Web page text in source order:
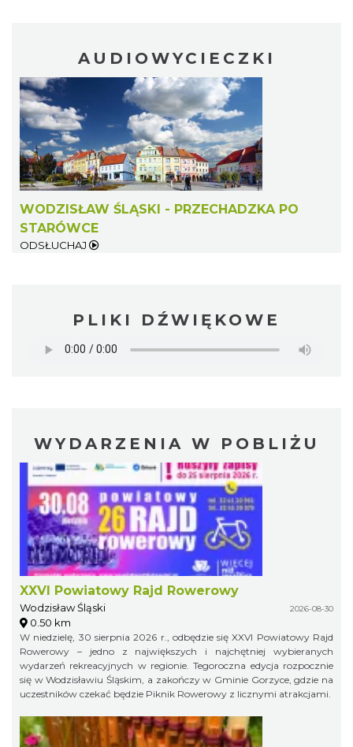
AUDIOWYCIECZKI
WODZISŁAW ŚLĄSKI - PRZECHADZKA PO
STARÓWCE
ODSŁUCHAJ
PLIKI DŹWIĘKOWE
WYDARZENIA W POBLIŻU
XXVI Powiatowy Rajd Rowerowy
Wodzisław Śląski 2026-08-30
0.50 km
W niedzielę, 30 sierpnia 2026 r., odbędzie się XXVI Powiatowy Rajd
Rowerowy – jedno z największych i najchętniej wybieranych
wydarzeń rekreacyjnych w regionie. Tegoroczna edycja rozpocznie
się w Wodzisławiu Śląskim, a zakończy w Gminie Gorzyce, gdzie na
uczestników czekać będzie Piknik Rowerowy z licznymi atrakcjami.